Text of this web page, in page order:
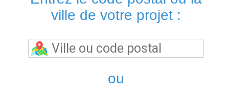
ville de votre projet :
ou